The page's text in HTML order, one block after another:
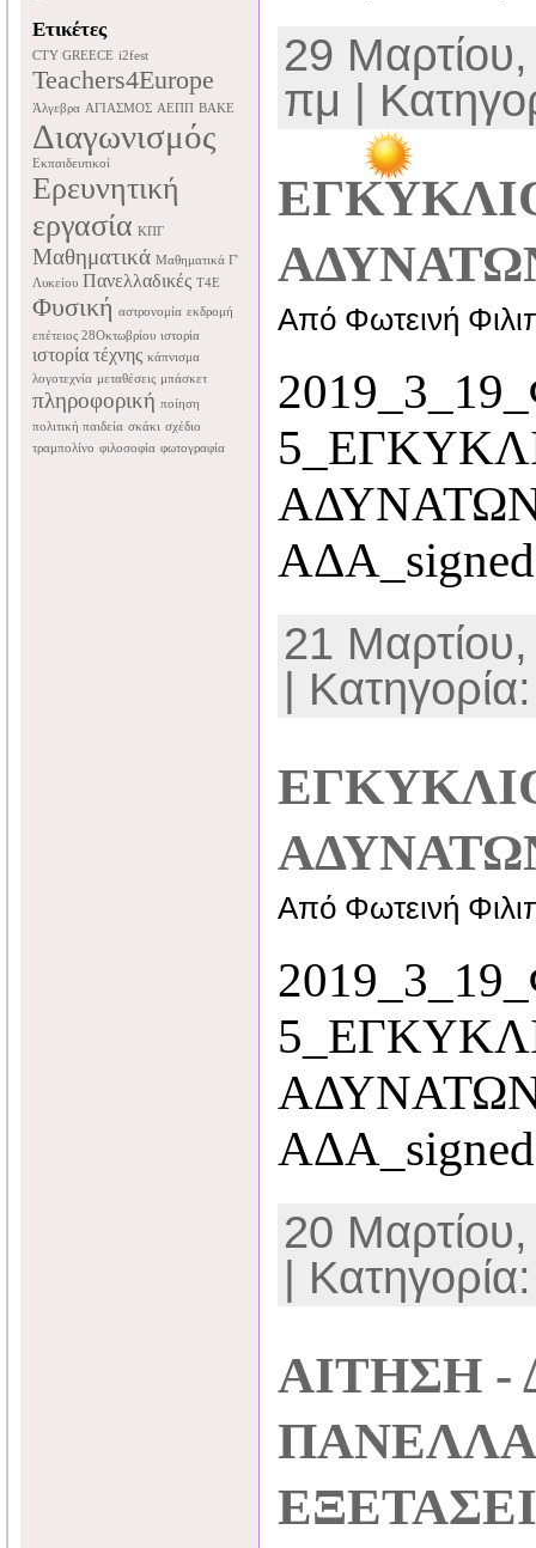
Ετικέτες
CTY GREECE i2fest
Teachers4Europe
Άλγεβρα ΑΓΙΑΣΜΟΣ ΑΕΠΠ ΒΑΚΕ
Διαγωνισμός
Εκπαιδευτικοί
Ερευνητική
εργασία ΚΠΓ
Μαθηματικά Μαθηματικά Γ'
Λυκείου Πανελλαδικές Τ4Ε
Φυσική αστρονομία εκδρομή
επέτειος 28Οκτωβρίου ιστορία
ιστορία τέχνης κάπνισμα
λογοτεχνία μεταθέσεις μπάσκετ
πληροφορική ποίηση
πολιτική παιδεία σκάκι σχέδιο
τραμπολίνο φιλοσοφία φωτογραφία
29
πμ |
Από Φωτεινή
ΑΔΑ_signed
21
|
Από Φωτεινή
ΑΔΑ_signed
20
|
ΑΙΤΗΣΗ -